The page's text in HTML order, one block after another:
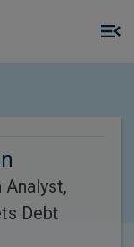
Analyst,
Debt